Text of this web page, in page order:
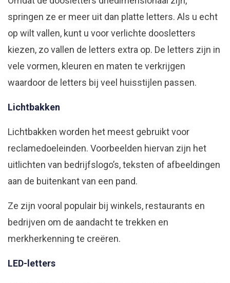
springen ze er meer uit dan platte letters. Als u echt
op wilt vallen, kunt u voor verlichte doosletters
kiezen, zo vallen de letters extra op. De letters zijn in
vele vormen, kleuren en maten te verkrijgen
waardoor de letters bij veel huisstijlen passen.
Lichtbakken
Lichtbakken worden het meest gebruikt voor
reclamedoeleinden. Voorbeelden hiervan zijn het
uitlichten van bedrijfslogo’s, teksten of afbeeldingen
aan de buitenkant van een pand.
Ze zijn vooral populair bij winkels, restaurants en
bedrijven om de aandacht te trekken en
merkherkenning te creëren.
LED-letters